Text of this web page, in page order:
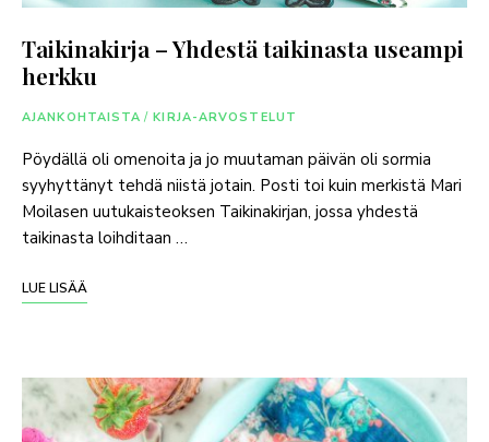
Taikinakirja – Yhdestä taikinasta useampi
herkku
AJANKOHTAISTA / KIRJA-ARVOSTELUT
Pöydällä oli omenoita ja jo muutaman päivän oli sormia
syyhyttänyt tehdä niistä jotain. Posti toi kuin merkistä Mari
Moilasen uutukaisteoksen Taikinakirjan, jossa yhdestä
taikinasta loihditaan …
LUE LISÄÄ